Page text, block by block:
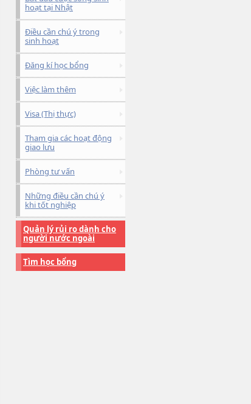
hoạt tại Nhật
Điều cần chú ý trong
sinh hoạt
Đăng kí học bổng
Việc làm thêm
Visa (Thị thực)
Tham gia các hoạt động
giao lưu
Phòng tư vấn
Những điều cần chú ý
khi tốt nghiệp
Quản lý rủi ro dành cho
người nước ngoài
Tìm học bổng